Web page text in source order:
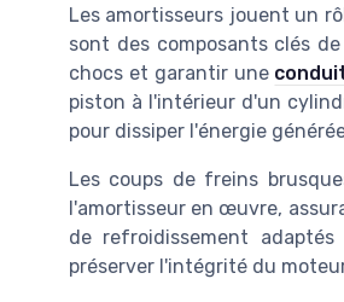
Les amortisseurs jouent un
sont des composants clés
chocs et garantir une
piston à l'intérieur d'un
pour dissiper l'énergie
Les coups de freins
l'amortisseur en œuvre,
de refroidissement
préserver l'intégrité du